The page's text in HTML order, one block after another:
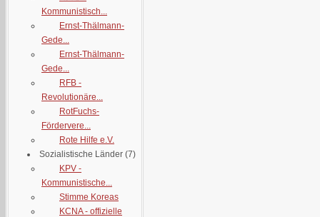
Kommunistisch...
Ernst-Thälmann-
Gede...
Ernst-Thälmann-
Gede...
RFB -
Revolutionäre...
RotFuchs-
Fördervere...
Rote Hilfe e.V.
Sozialistische Länder (7)
KPV -
Kommunistische...
Stimme Koreas
KCNA - offizielle